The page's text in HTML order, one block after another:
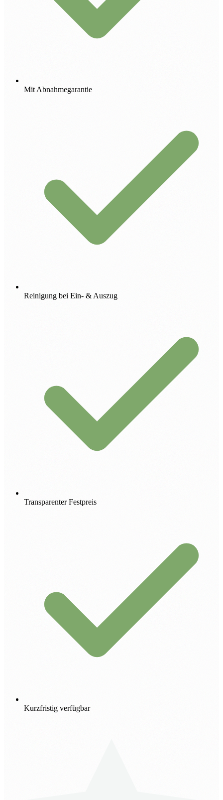
Mit Abnahmegarantie
Reinigung bei Ein- & Auszug
Transparenter Festpreis
Kurzfristig verfügbar